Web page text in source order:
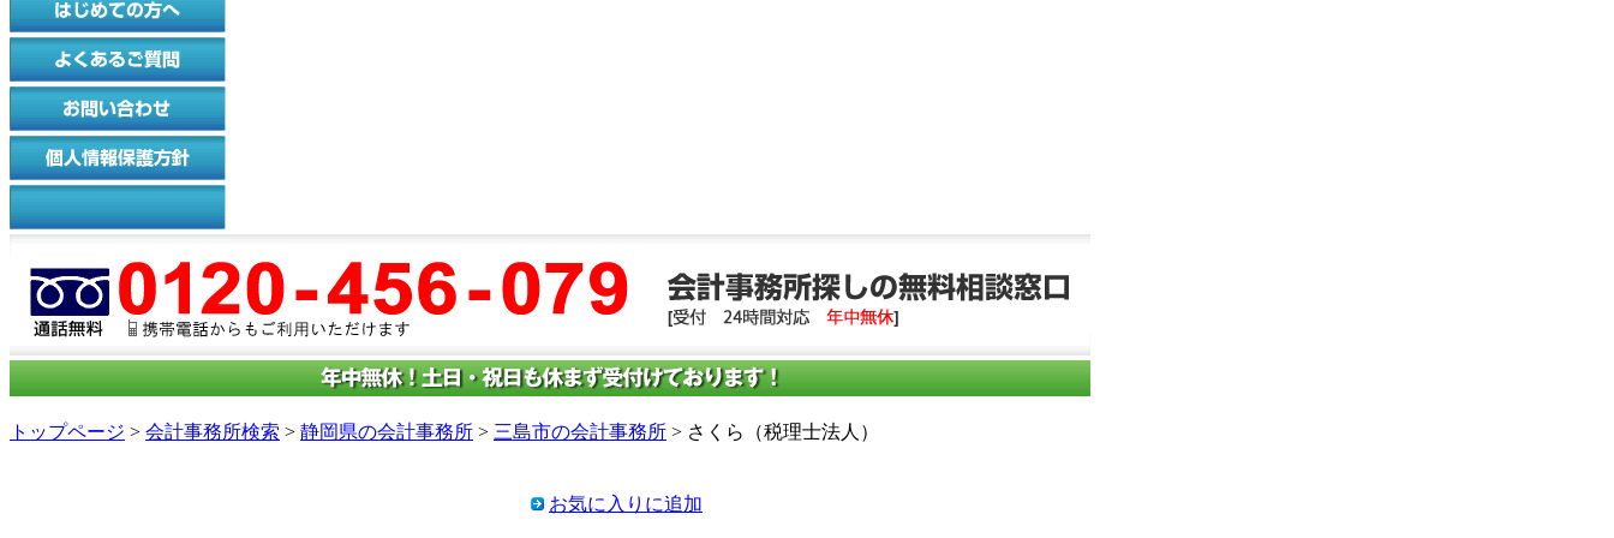
トップページ > 会計事務所検索 > 静岡県の会計事務所 > 三島市の会計事務所 > さくら（税理士法人）
お気に入りに追加